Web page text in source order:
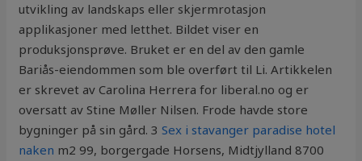
utvikling av landskaps eller skjermrotasjon
applikasjoner med letthet. Bildet viser en
produksjonsprøve. Bruket er en del av den gamle
Bariås-eiendommen som ble overført til Li. Artikkelen
er skrevet av Carolina Herrera for liberal.no og er
oversatt av Stine Møller Nilsen. Frode havde store
bygninger på sin gård. 3Sex i stavanger paradise hotel
naken m2 99, borgergade Horsens, Midtjylland 8700